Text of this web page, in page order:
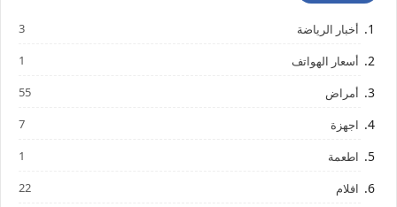
أخبار الرياضة 3
أسعار الهواتف 1
أمراض 55
اجهزة 7
اطعمة 1
افلام 22